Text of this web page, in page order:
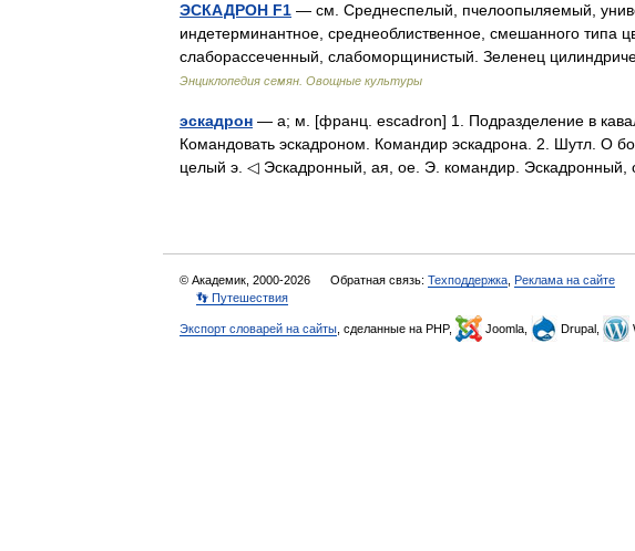
ЭСКАДРОН F1 — см. Среднеспелый, пчелоопыляемый,
индетерминантное, среднеоблиственное, смешанного типа
слаборассеченный, слабоморщинистый. Зеленец
Энциклопедия семян. Овощные культуры
эскадрон — а; м. [франц. escadron] 1. Подразделение в
Командовать эскадроном. Командир эскадрона. 2. Шутл. О
целый э. ◁ Эскадронный, ая, ое. Э. командир.
© Академик, 2000-2026 Обратная связь: Техподдержка Реклама на сайте
👣 Путешествия
Экспорт словарей на сайты , сделанные на PHP, Joomla, Drupal,